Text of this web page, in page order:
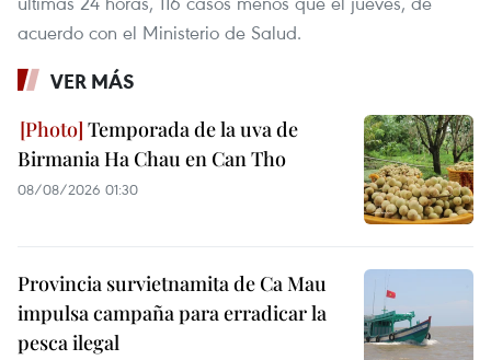
acuerdo con el Ministerio de Salud.
VER MÁS
Temporada de la uva de
Birmania Ha Chau en Can Tho
08/08/2026 01:30
Provincia survietnamita de Ca Mau
impulsa campaña para erradicar la
pesca ilegal